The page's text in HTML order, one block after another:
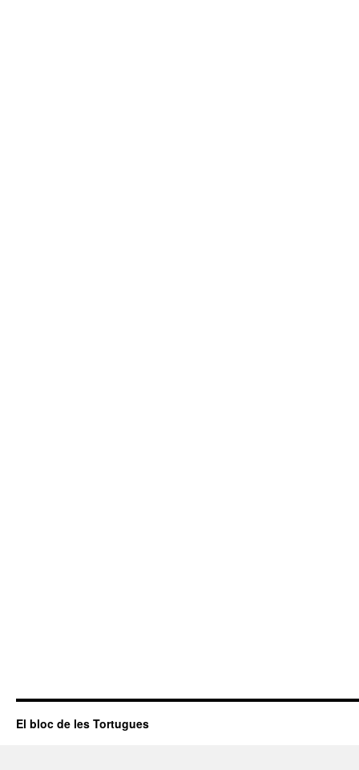
El bloc de les Tortugues